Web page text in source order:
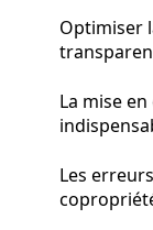
Optimiser
La mise
Les